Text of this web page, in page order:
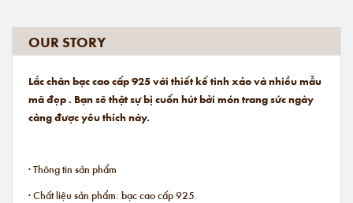
OUR STORY
Lắc chân bạc cao cấp 925 với thiết kế tinh xảo và nhiều mẫu
mã đẹp . Bạn sẽ thật sự bị cuốn hút bởi món trang sức ngày
càng được yêu thích này.
· Thông tin sản phẩm
· Chất liệu sản phẩm: bạc cao cấp 925.